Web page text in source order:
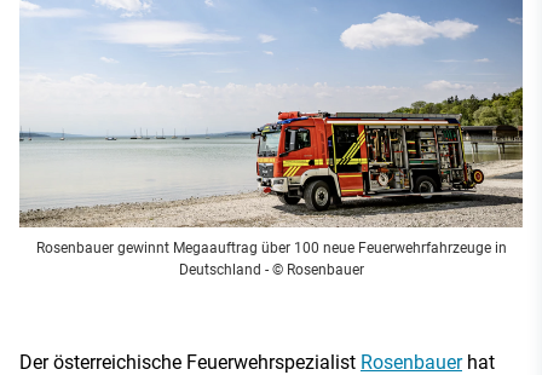
Rosenbauer gewinnt Megaauftrag über 100 neue Feuerwehrfahrzeuge in
Deutschland - © Rosenbauer
Der österreichische Feuerwehrspezialist Rosenbauerhat